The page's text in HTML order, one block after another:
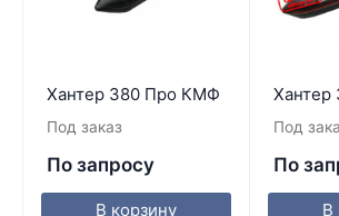
Хантер 380 Про КМФ
Под заказ
По запросу
В корзину
Хантер
Под
По
В